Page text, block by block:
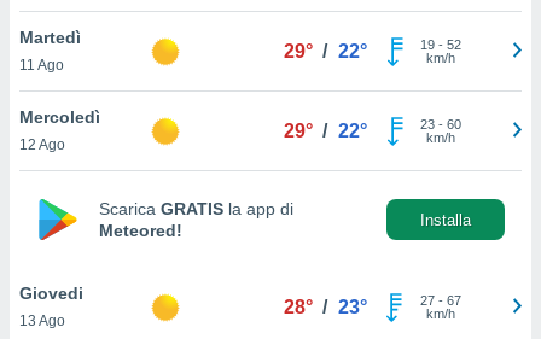
il
un
la
nella
Martedì
11 Ago
29° / 22° 19- 52
km/h
Mercoledì
12 Ago
29° / 22° 23- 60
km/h
Scarica GRATIS la app di
Meteored!
Installa
Giovedi
13 Ago
28° / 23° 27- 67
km/h